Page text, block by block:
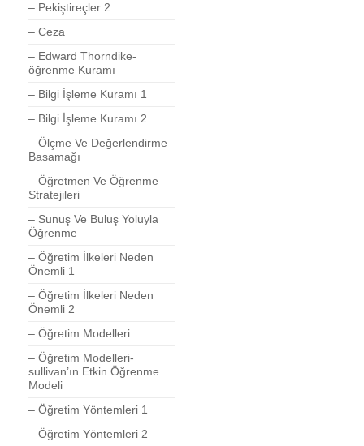
– Pekiştireçler 2
– Ceza
– Edward Thorndike-
öğrenme Kuramı
– Bilgi İşleme Kuramı 1
– Bilgi İşleme Kuramı 2
– Ölçme Ve Değerlendirme
Basamağı
– Öğretmen Ve Öğrenme
Stratejileri
– Sunuş Ve Buluş Yoluyla
Öğrenme
– Öğretim İlkeleri Neden
Önemli 1
– Öğretim İlkeleri Neden
Önemli 2
– Öğretim Modelleri
– Öğretim Modelleri-
sullivan’ın Etkin Öğrenme
Modeli
– Öğretim Yöntemleri 1
– Öğretim Yöntemleri 2